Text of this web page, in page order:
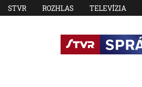
STVR ROZHLAS TELEVÍZIA